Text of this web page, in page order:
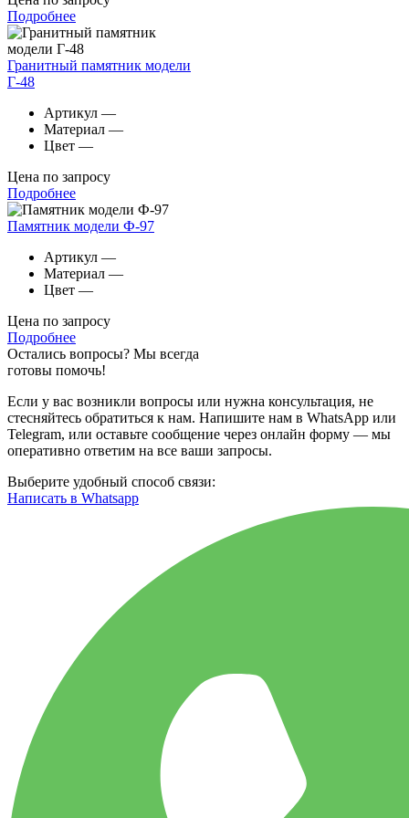
Подробнее
Гранитный памятник модели
Г-48
Артикул —
Материал —
Цвет —
Цена по запросу
Подробнее
Памятник модели Ф-97
Артикул —
Материал —
Цвет —
Цена по запросу
Подробнее
Остались вопросы? Мы всегда
готовы помочь!
Если у вас возникли вопросы или нужна консультация, не
стесняйтесь обратиться к нам. Напишите нам в WhatsApp или
Telegram, или оставьте сообщение через онлайн форму — мы
оперативно ответим на все ваши запросы.
Выберите удобный способ связи:
Написать в Whatsapp